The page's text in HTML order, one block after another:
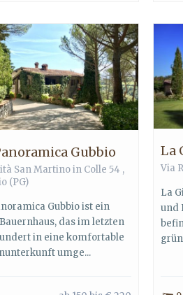
Gubbio
San Martino in Colle 54 ,
(PG)
Gubbio ist ein
das im letzten
in eine komfortable
umge...
La
Via
La
und